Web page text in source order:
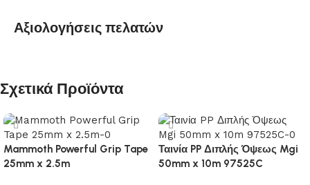
Αξιολογήσεις πελατών
Σχετικά Προϊόντα
Mammoth Powerful Grip Tape
25mm x 2.5m
Ταινία PP Διπλής Όψεως Mgi
50mm x 10m 97525C